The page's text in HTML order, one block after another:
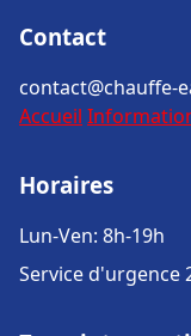
Contact
contact@chauffe-
Accueil
Horaires
Lun-Ven: 8h-19h
Service d'urgence